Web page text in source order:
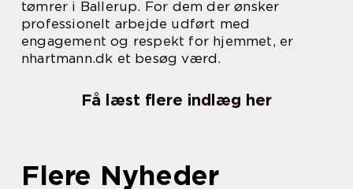
tømrer i Ballerup. For dem der ønsker
professionelt arbejde udført med
engagement og respekt for hjemmet, er
nhartmann.dk et besøg værd.
Få læst flere indlæg her
Flere Nyheder